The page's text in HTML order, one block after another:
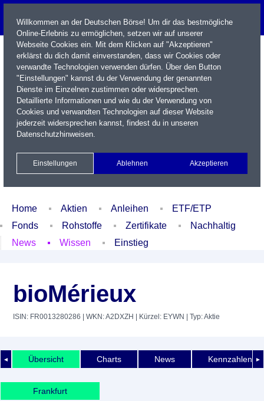
Name / WKN / ISIN / Kürzel
Xetra Realtime
Watchlist Portfolio Login
Home Aktien Anleihen
ETF/ETP
Fonds
Rohstoffe Zertifikate
Nachhaltig
News
Wissen Einstieg
bioMérieux
ISIN: FR0013280286 | WKN: A2DXZH | Kürzel: EYWN | Typ: Aktie
◄ ►
Übersicht Charts News Kennzahlen
Frankfurt
Willkommen an der Deutschen Börse! Um dir das bestmögliche
Online-Erlebnis zu ermöglichen, setzen wir auf unserer
Webseite Cookies ein. Mit dem Klicken auf "Akzeptieren"
erklärst du dich damit einverstanden, dass wir Cookies oder
verwandte Technologien verwenden dürfen. Über den Button
"Einstellungen" kannst du der Verwendung der genannten
Dienste im Einzelnen zustimmen oder widersprechen.
Detaillierte Informationen und wie du der Verwendung von
Cookies und verwandten Technologien auf dieser Website
jederzeit widersprechen kannst, findest du in unseren
Datenschutzhinweisen.
Einstellungen Ablehnen Akzeptieren